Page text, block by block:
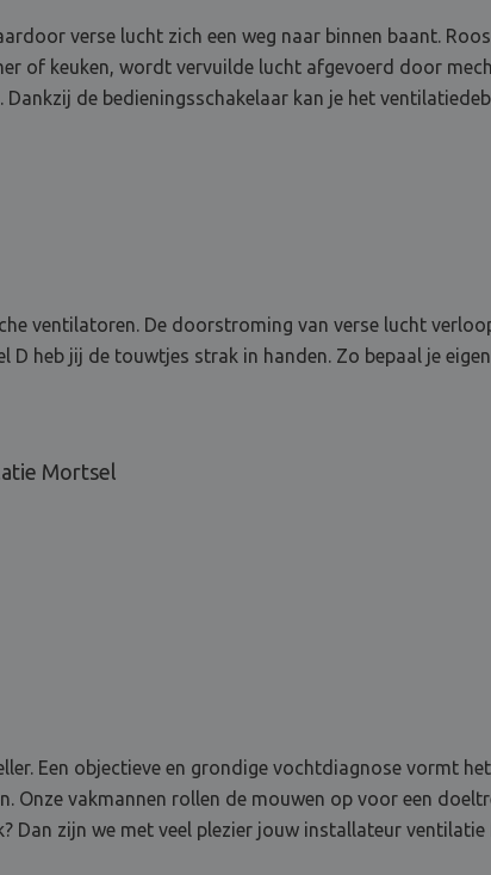
verse lucht zich een weg naar binnen baant.
of keuken, wordt vervuilde lucht afgevoerd door
de bedieningsschakelaar kan je het
ventilatoren. De doorstroming van verse lucht
heb jij de touwtjes strak in handen. Zo bepaal je
Een objectieve en grondige vochtdiagnose vormt
Onze vakmannen rollen de mouwen op voor een
Dan zijn we met veel plezier jouw installateur ventilatie